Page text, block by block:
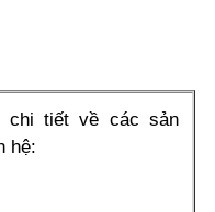
chi tiết về các sản
hệ: